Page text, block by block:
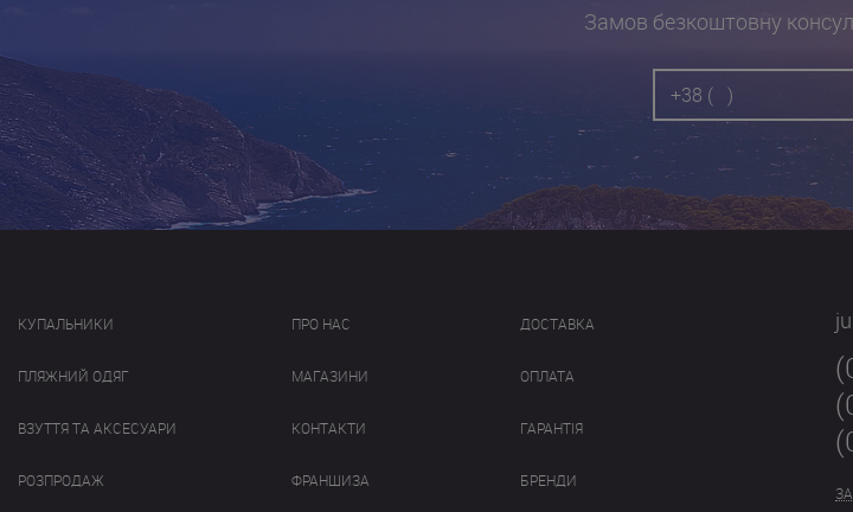
Замов безкоштовну
КУПАЛЬНИКИ
ПЛЯЖНИЙ ОДЯГ
ВЗУТТЯ ТА АКСЕСУАРИ
РОЗПРОДАЖ
ПРО НАС
МАГАЗИНИ
КОНТАКТИ
ФРАНШИЗА
ДОСТАВКА
ОПЛАТА
ГАРАНТІЯ
БРЕНДИ